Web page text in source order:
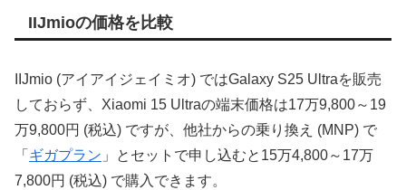
IIJmioの価格を比較
IIJmio (アイアイジェイミオ) ではGalaxy S25 Ultraを販売
しておらず、Xiaomi 15 Ultraの端末価格は17万9,800～19
万9,800円 (税込) ですが、他社からの乗り換え (MNP) で
「 ギガプラン 」とセットで申し込むと15万4,800～17万
7,800円 (税込) で購入できます。